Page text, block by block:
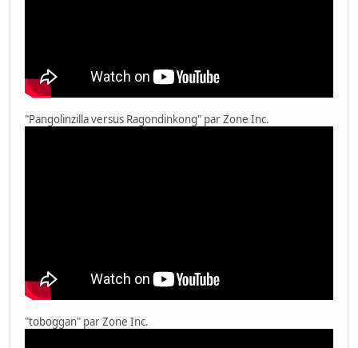
"Pangolinzilla versus Ragondinkong" par Zone Inc.
"toboggan" par Zone Inc.